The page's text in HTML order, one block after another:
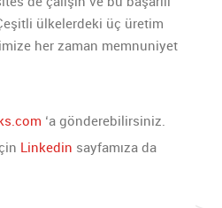
ülkelerdeki üç üretim
her zaman memnuniyet
‘a gönderebilirsiniz.
Linkedin sayfamıza da